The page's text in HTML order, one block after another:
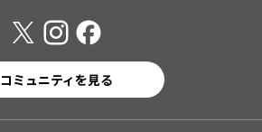
コミュニティを見る